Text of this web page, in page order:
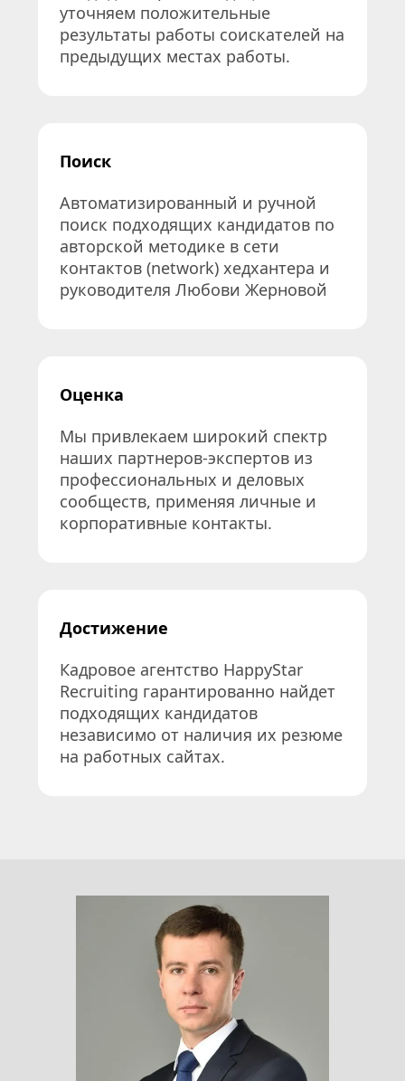
уточняем положительные
результаты работы соискателей на
предыдущих местах работы.
Поиск
Автоматизированный и ручной
поиск подходящих кандидатов по
авторской методике в сети
контактов (network) хедхантера и
руководителя Любови Жерновой
Оценка
Мы привлекаем широкий спектр
наших партнеров-экспертов из
профессиональных и деловых
сообществ, применяя личные и
корпоративные контакты.
Достижение
Кадровое агентство HappyStar
Recruiting гарантированно найдет
подходящих кандидатов
независимо от наличия их резюме
на работных сайтах.